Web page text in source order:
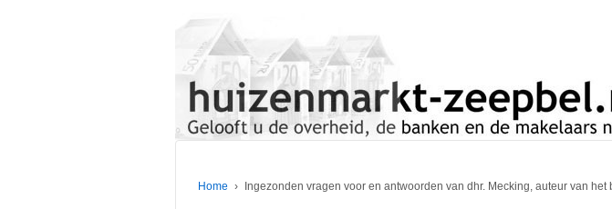
Home › Ingezonden vragen voor en antwoorden van dhr. Mecking, auteur van het